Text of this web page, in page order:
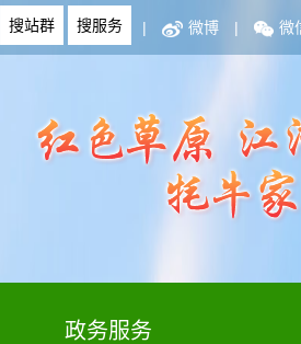
| 微博 | 微
政务服务